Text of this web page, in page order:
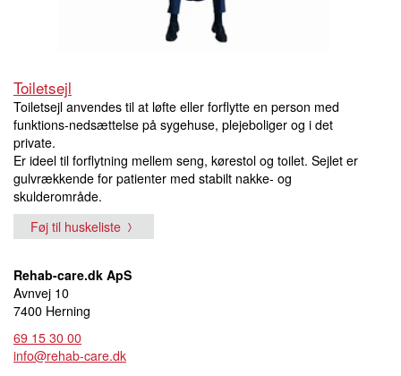
Toiletsejl
Toiletsejl anvendes til at løfte eller forflytte en person med
funktions-nedsættelse på sygehuse, plejeboliger og i det
private.
Er ideel til forflytning mellem seng, kørestol og toilet. Sejlet er
gulvrækkende for patienter med stabilt nakke- og
skulderområde.
Føj til huskeliste
Rehab-care.dk ApS
Avnvej 10
7400 Herning
69 15 30 00
info@rehab-care.dk